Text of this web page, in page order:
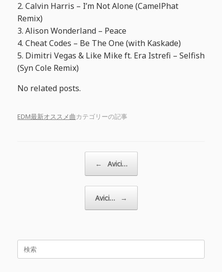
2. Calvin Harris – I’m Not Alone (CamelPhat
Remix)
3. Alison Wonderland – Peace
4. Cheat Codes – Be The One (with Kaskade)
5. Dimitri Vegas & Like Mike ft. Era Istrefi – Selfish
(Syn Cole Remix)
No related posts.
EDM最新オススメ曲カテゴリーの記事
← Avici…
Avici… →
検